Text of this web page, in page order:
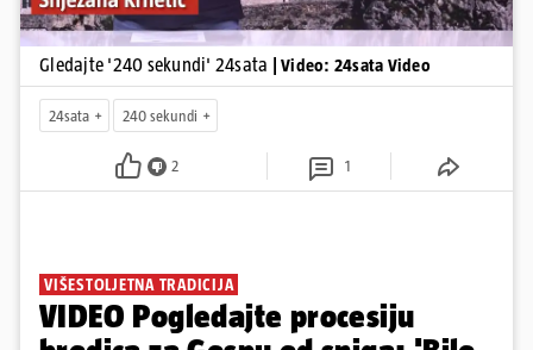
Gledajte '240 sekundi' 24sata | Video: 24sata Video
24sata 240 sekundi
2 1
VIŠESTOLJETNA TRADICIJA
VIDEO Pogledajte procesiju